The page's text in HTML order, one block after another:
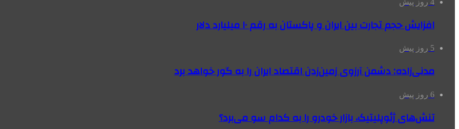
4 روز پیش
افزایش حجم تجارت بین ایران و پاکستان به رقم ۱۰ میلیارد دلار
5 روز پیش
مدنی‌زاده: دشمن آرزوی زمین‌زدن اقتصاد ایران را به گور خواهد برد
6 روز پیش
تنش‌های ژئوپلیتیک، بازار خودرو را به کدام سو می‌برد؟